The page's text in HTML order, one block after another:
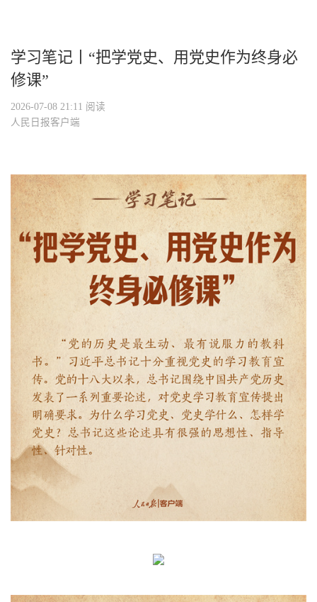
学习笔记丨“把学党史、用党史作为终身必
修课”
2026-07-08 21:11 阅读
人民日报客户端